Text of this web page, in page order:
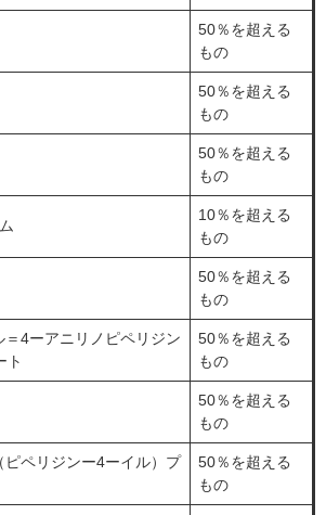
50％を超える
もの
50％を超える
もの
50％を超える
もの
10％を超える
もの
50％を超える
もの
4ーアニリノピペリジン
ト
50％を超える
もの
50％を超える
もの
ピペリジンー4ーイル）プ
50％を超える
もの